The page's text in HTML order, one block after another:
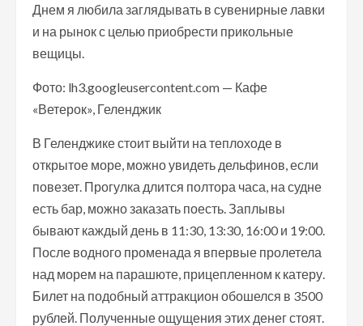
Днем я любила заглядывать в сувенирные лавки
и на рынок с целью приобрести прикольные
вещицы.
Фото: lh3.googleusercontent.com — Кафе
«Ветерок», Геленджик
В Геленджике стоит выйти на теплоходе в
открытое море, можно увидеть дельфинов, если
повезет. Прогулка длится полтора часа, на судне
есть бар, можно заказать поесть. Заплывы
бывают каждый день в 11:30, 13:30, 16:00 и 19:00.
После водного променада я впервые пролетела
над морем на парашюте, прицепленном к катеру.
Билет на подобный аттракцион обошелся в 3500
рублей. Полученные ощущения этих денег стоят.